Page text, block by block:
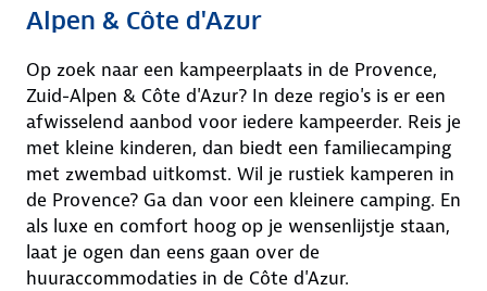
Alpen & Côte d'Azur
Op zoek naar een kampeerplaats in de Provence,
Zuid-Alpen & Côte d'Azur? In deze regio's is er een
afwisselend aanbod voor iedere kampeerder. Reis je
met kleine kinderen, dan biedt een familiecamping
met zwembad uitkomst. Wil je rustiek kamperen in
de Provence? Ga dan voor een kleinere camping. En
als luxe en comfort hoog op je wensenlijstje staan,
laat je ogen dan eens gaan over de
huuraccommodaties in de Côte d'Azur.